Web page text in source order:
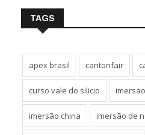
TAGS
apex brasil cantonfair
curso vale do silicio
imersão china imersão de